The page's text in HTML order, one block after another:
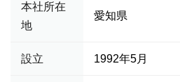
本社所在
地
愛知県
設立 1992年5月